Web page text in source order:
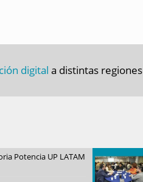
digital a distintas regiones
Potencia UP LATAM